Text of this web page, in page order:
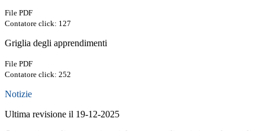
File PDF
Contatore click: 127
Griglia degli apprendimenti
File PDF
Contatore click: 252
Notizie
Ultima revisione il 19-12-2025